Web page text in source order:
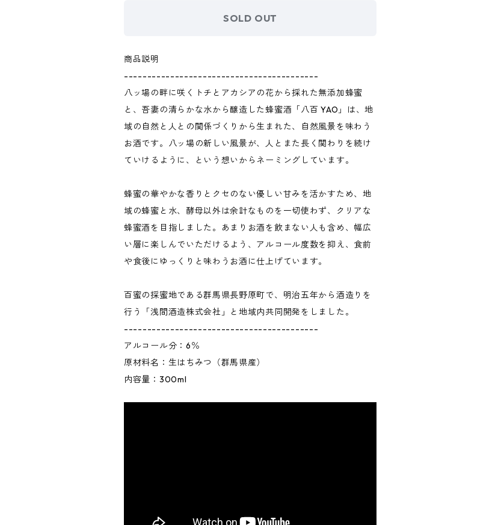
SOLD OUT
商品説明
------------------------------------------
八ッ場の畔に咲くトチとアカシアの花から採れた無添加蜂蜜
と、吾妻の清らかな水から醸造した蜂蜜酒「八百 YAO」は、地
域の自然と人との関係づくりから生まれた、自然風景を味わう
お酒です。八ッ場の新しい風景が、人とまた長く関わりを続け
ていけるように、という想いからネーミングしています。
蜂蜜の華やかな香りとクセのない優しい甘みを活かすため、地
域の蜂蜜と水、酵母以外は余計なものを一切使わず、クリアな
蜂蜜酒を目指しました。あまりお酒を飲まない人も含め、幅広
い層に楽しんでいただけるよう、アルコール度数を抑え、食前
や食後にゆっくりと味わうお酒に仕上げています。
百蜜の採蜜地である群馬県長野原町で、明治五年から酒造りを
行う「浅間酒造株式会社」と地域内共同開発をしました。
------------------------------------------
アルコール分：6％
原材料名：生はちみつ（群馬県産）
内容量：300ml